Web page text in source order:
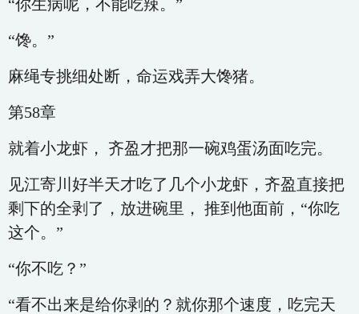
“你生病呢，不能吃辣。”
“馋。”
麻绳专挑细处断，命运戏弄大馋猪。
第58章
就着小龙虾， 齐盈才把那一碗鸡蛋汤面吃完。
见江寄川好半天才吃了几个小龙虾，齐盈直接把
剩下的全剥了，放进碗里， 推到他面前，“你吃
这个。”
“你不吃？”
“看不出来是给你剥的？就你那个速度，吃完天